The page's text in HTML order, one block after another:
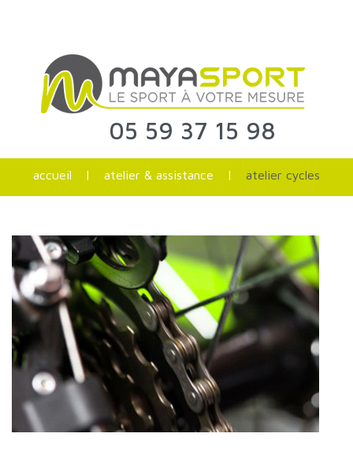
05 59 37 15 98
accueil | atelier & assistance | atelier cycles